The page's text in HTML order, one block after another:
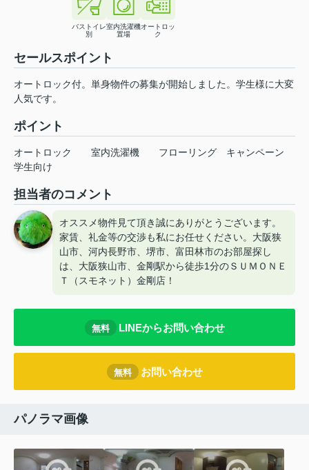
バストイレ
別
室内洗濯機
置場
オートロッ
ク
セールスポイント
オートロック付。単身物件の募集が開始しました。学生様に大変
人気です。
ポイント
オートロック 室内洗濯機 フローリング
キャンペーン
学生向け
担当者のコメント
オススメ物件見て頂き誠にありがとうございます。
家賃、礼金等の交渉も私にお任せください。大阪狭
山市、河内長野市、堺市、富田林市のお部屋探し
は、大阪狭山市、金剛駅から徒歩1分のＳＵＭＯＮＥ
Ｔ（スモネット）金剛店！
無料 LINEからお問い合わせ
無料 お問い合わせ
パノラマ画像